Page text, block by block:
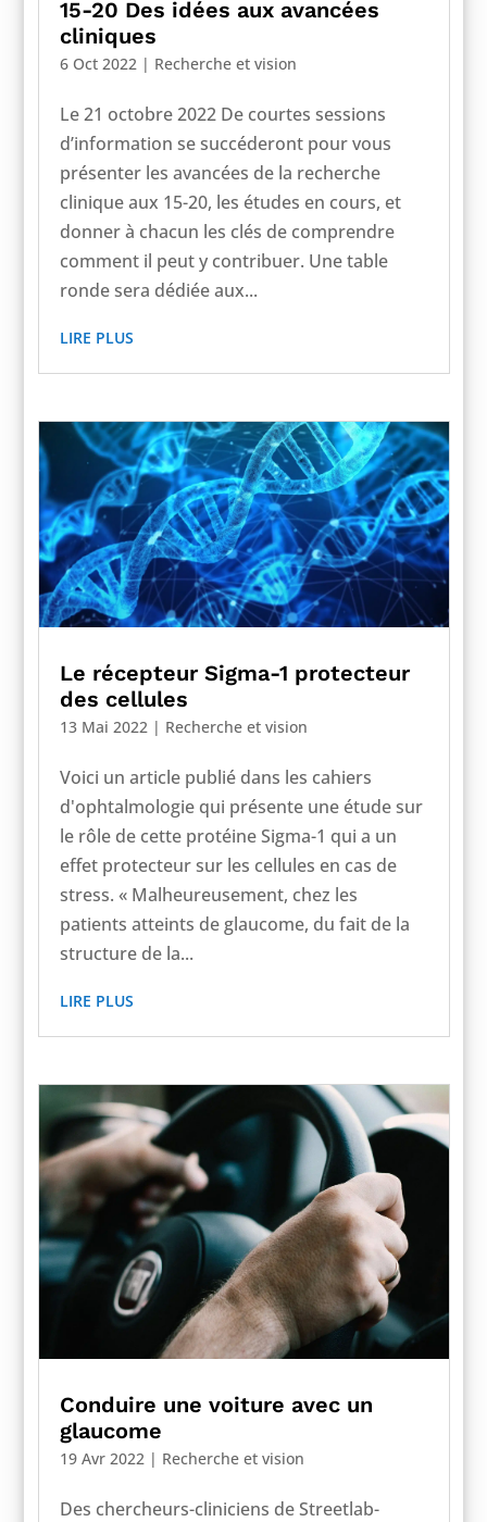
15-20 Des idées aux avancées
cliniques
6 Oct 2022| Recherche et vision
Le 21 octobre 2022 De courtes sessions
d’information se succéderont pour vous
présenter les avancées de la recherche
clinique aux 15-20, les études en cours, et
donner à chacun les clés de comprendre
comment il peut y contribuer. Une table
ronde sera dédiée aux...
LIRE PLUS
Le récepteur Sigma-1 protecteur
des cellules
13 Mai 2022| Recherche et vision
Voici un article publié dans les cahiers
d'ophtalmologie qui présente une étude sur
le rôle de cette protéine Sigma-1 qui a un
effet protecteur sur les cellules en cas de
stress. « Malheureusement, chez les
patients atteints de glaucome, du fait de la
structure de la...
LIRE PLUS
Conduire une voiture avec un
glaucome
19 Avr 2022 | Recherche et vision
Des chercheurs-cliniciens de Streetlab-